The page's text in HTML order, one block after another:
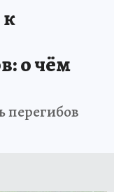
о чём
перегибов